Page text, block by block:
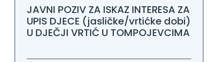
JAVNI POZIV ZA ISKAZ INTERESA ZA
UPIS DJECE (jasličke/vrtićke dobi)
U DJEČJI VRTIĆ U TOMPOJEVCIMA